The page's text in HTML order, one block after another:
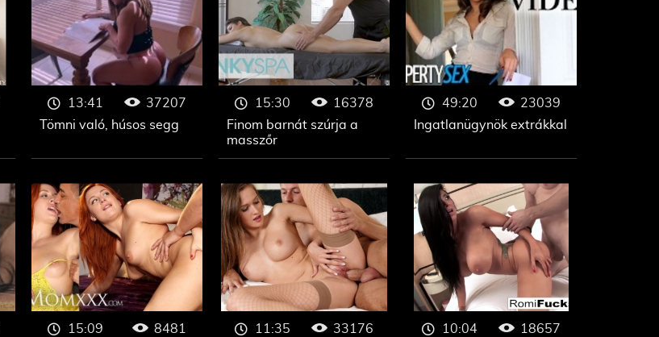
Tömni való, húsos segg
13:41
37207
Finom barnát szúrja a
masszőr
15:30
16378
Ingatlanügynök extrákkal
49:20 23039
15:09
8481
11:35
33176
10:04 18657